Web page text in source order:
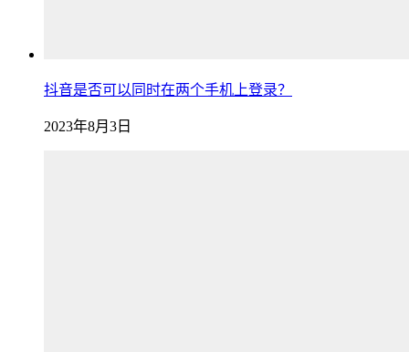
抖音是否可以同时在两个手机上登录？
2023年8月3日